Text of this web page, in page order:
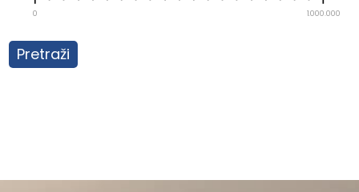
0 1.000.000
Pretraži